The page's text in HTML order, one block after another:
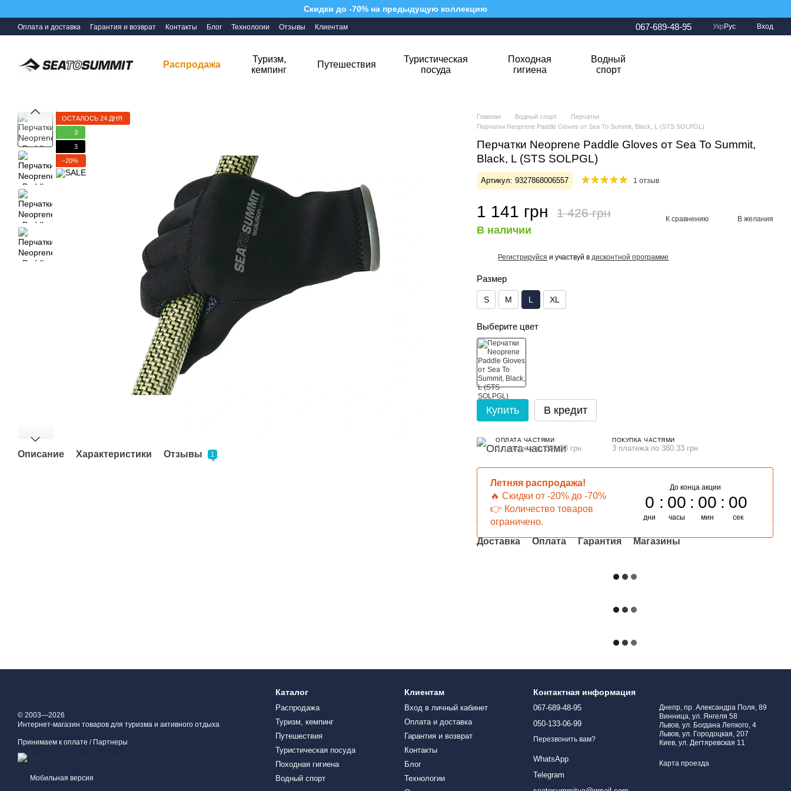
Скидки до -70% на предыдущую коллекцию
Оплата и доставка Гарантия и возврат Контакты Блог Технологии Отзывы Клиентам 067-689-48-95 Укр Рус Вход
Распродажа
Туризм,
кемпинг
Путешествия
Туристическая
посуда
Походная
гигиена
Водный
спорт
ОСТАЛОСЬ 24 ДНЯ
3
3
−20%
Описание Характеристики Отзывы 1
Главная Водный спорт
Перчатки
Перчатки Neoprene Paddle Gloves от Sea To Summit, Black, L (STS SOLPGL)
Перчатки Neoprene Paddle Gloves от Sea To Summit,
Black, L (STS SOLPGL)
Артикул: 9327868006557 1 отзыв
1 141 грн 1 426 грн
В наличии
К сравнению В желания
Регистрируйся и участвуй в дисконтной программе
Размер
S M L XL
Выберите цвет
Купить В кредит
ОПЛАТА ЧАСТЯМИ
3 платежа по 380.33 грн
ПОКУПКА ЧАСТЯМИ
3 платежа по 380.33 грн
Летняя распродажа!
🔥 Скидки от -20% до -70%
👉 Количество товаров
ограничено.
До конца акции
0
дни
00
часы
00
мин
00
сек
Доставка Оплата Гарантия Магазины
© 2003—2026
Интернет-магазин товаров для туризма и активного отдыха
Принимаем к оплате / Партнеры
Мобильная версия
Каталог
Распродажа
Туризм, кемпинг
Путешествия
Туристическая посуда
Походная гигиена
Водный спорт
Клиентам
Вход в личный кабинет
Оплата и доставка
Гарантия и возврат
Контакты
Блог
Технологии
Контактная информация
067-689-48-95
050-133-06-99
Перезвонить вам?
WhatsApp
Telegram
Днепр, пр. Александра Поля, 89
Винница, ул. Янгеля 58
Львов, ул. Богдана Лепкого, 4
Львов, ул. Городоцкая, 207
Киев, ул. Дегтяревская 11
Карта проезда